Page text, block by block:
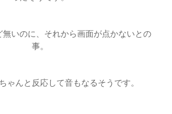
いのに、それから画面が点かないとの
事。
ゃんと反応して音もなるそうです。